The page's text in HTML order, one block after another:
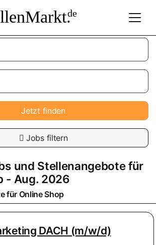
de
Jetzt finden
Jobs filtern
und Stellenangebote für
- Aug. 2026
für Online Shop
DACH (m/w/d)